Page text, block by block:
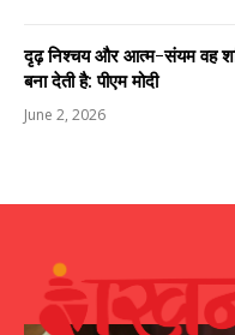
दृढ़ निश्चय और आत्म-संयम वह
बना देती है: पीएम मोदी
June 2, 2026